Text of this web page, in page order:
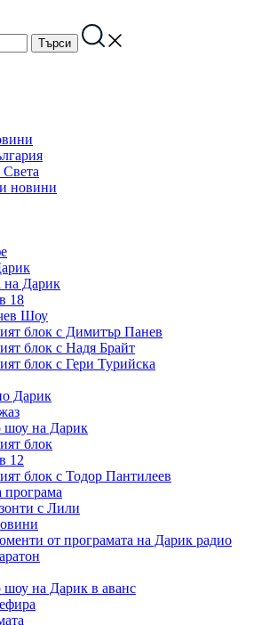
новини
на Дарик
18
Шоу
блок с Димитър Панев
блок с Надя Брайт
блок с Гери Турийска
Дарик
шоу на Дарик
блок
12
блок с Тодор Пантилеев
с Лили
от програмата на Дарик радио
шоу на Дарик в аванс